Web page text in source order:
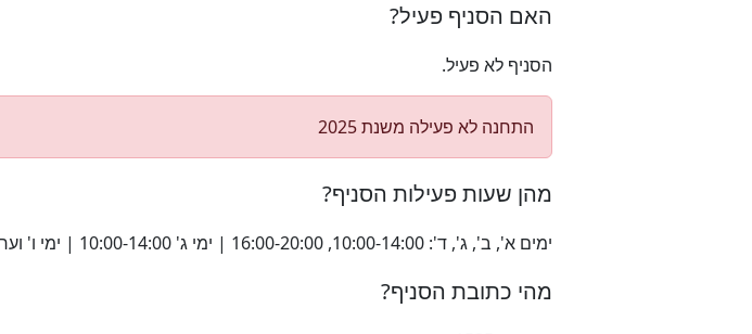
האם הסניף פעיל?
הסניף לא פעיל.
התחנה לא פעילה משנת 2025
מהן שעות פעילות הסניף?
ימים א', ב', ג', ד': 10:00-14:00, 16:00-20:00 | ימי ג' 10:00-14:00 | ימי ו' וערבי חג: 10:00-12:00
מהי כתובת הסניף?